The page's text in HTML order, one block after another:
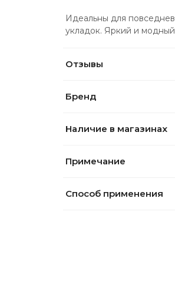
Идеальны для
укладок. Яркий и
Отзывы
Бренд
Наличие в магазинах
Примечание
Способ применения